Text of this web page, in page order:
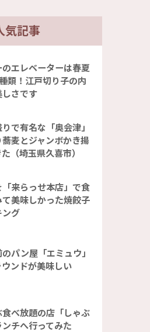
気記事
エレベーターは春夏
類！江戸切り子の内
さです
りで有名な「奥会津」
麦とジャンボかき揚
（埼玉県久喜市）
来らっせ本店」で食
美味しかった焼餃子
ング
パン屋「エミュウ」
ンドが美味しい
食べ放題の店「しゃぶ
チへ行ってみた